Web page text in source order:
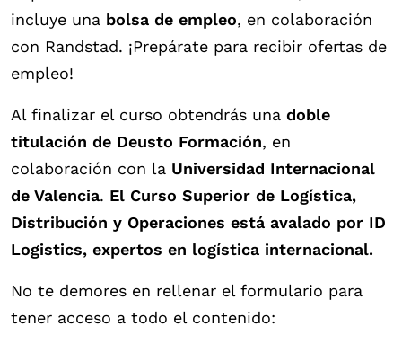
incluye una bolsa de empleo, en colaboración
con Randstad. ¡Prepárate para recibir ofertas de
empleo!
Al finalizar el curso obtendrás una doble
titulación de Deusto Formación, en
colaboración con la Universidad Internacional
de Valencia. El Curso Superior de Logística,
Distribución y Operaciones está avalado por ID
Logistics, expertos en logística internacional.
No te demores en rellenar el formulario para
tener acceso a todo el contenido: